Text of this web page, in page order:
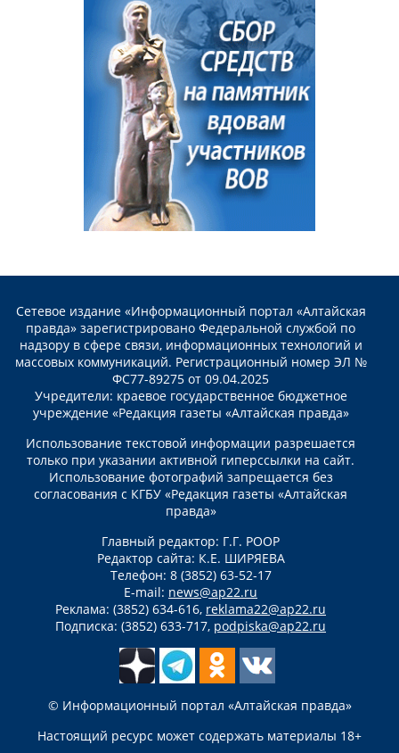
Сетевое издание «Информационный портал «Алтайская
правда» зарегистрировано Федеральной службой по
надзору в сфере связи, информационных технологий и
массовых коммуникаций. Регистрационный номер ЭЛ №
ФС77-89275 от 09.04.2025
Учредители: краевое государственное бюджетное
учреждение «Редакция газеты «Алтайская правда»
Использование текстовой информации разрешается
только при указании активной гиперссылки на сайт.
Использование фотографий запрещается без
согласования с КГБУ «Редакция газеты «Алтайская
правда»
Главный редактор: Г.Г. РООР
Редактор сайта: К.Е. ШИРЯЕВА
Телефон: 8 (3852) 63-52-17
E-mail: news@ap22.ru
Реклама: (3852) 634-616, reklama22@ap22.ru
Подписка: (3852) 633-717, podpiska@ap22.ru
© Информационный портал «Алтайская правда»
Настоящий ресурс может содержать материалы 18+